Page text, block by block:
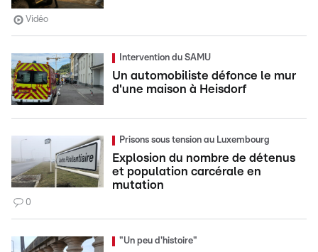
Vidéo
Intervention du SAMU
Un automobiliste défonce le mur
d'une maison à Heisdorf
Prisons sous tension au Luxembourg
Explosion du nombre de détenus
et population carcérale en
mutation
0
"Un peu d'histoire"